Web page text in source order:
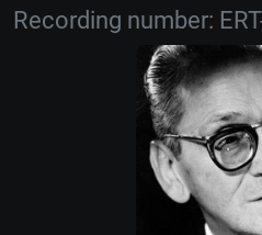
Recording number: